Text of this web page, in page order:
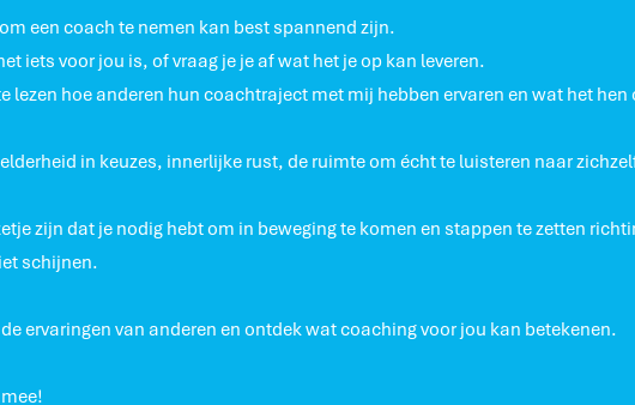
een coach te nemen kan best spannend zijn.
iets voor jou is, of vraag je je af wat het je op kan leveren.
lezen hoe anderen hun coachtraject met mij hebben ervaren en wat het
in keuzes, innerlijke rust, de ruimte om écht te luisteren naar
zijn dat je nodig hebt om in beweging te komen en stappen te zetten
schijnen.
ervaringen van anderen en ontdek wat coaching voor jou kan betekenen.